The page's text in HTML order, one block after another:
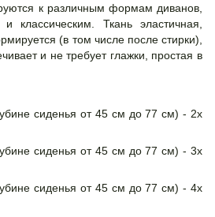
к различным формам диванов,
классическим. Ткань эластичная,
(в том числе после стирки),
и не требует глажки, простая в
сиденья от 45 см до 77 см) - 2х
сиденья от 45 см до 77 см) - 3х
сиденья от 45 см до 77 см) - 4х